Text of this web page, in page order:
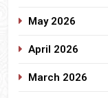
May 2026
April 2026
March 2026